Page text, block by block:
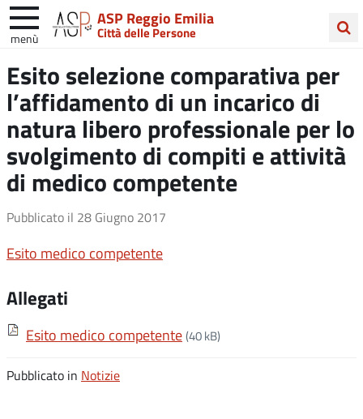
ASP Reggio Emilia
Città delle Persone
menù
nel
sito
Esito selezione comparativa per
l’affidamento di un incarico di
natura libero professionale per lo
svolgimento di compiti e attività
di medico competente
Pubblicato il 28 Giugno 2017
Esito medico competente
Allegati
Esito medico competente(40 kB)
Pubblicato in Notizie